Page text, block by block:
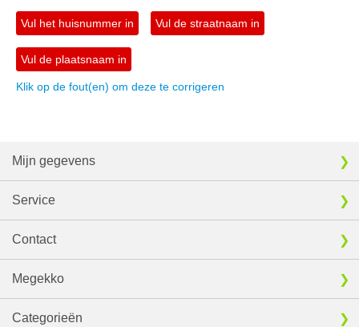
Vul het huisnummer in Vul de straatnaam in
Vul de plaatsnaam in
Klik op de fout(en) om deze te corrigeren
Mijn gegevens
Service
Contact
Megekko
Categorieën